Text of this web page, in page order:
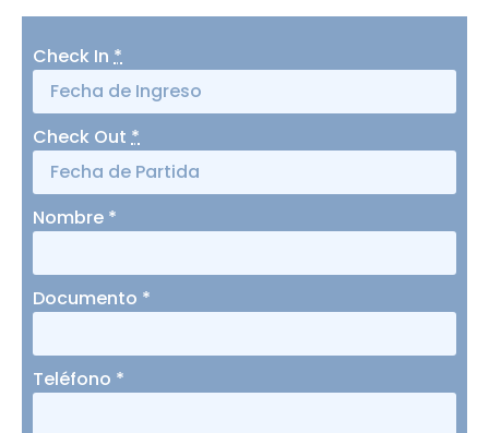
Check In *
Check Out *
Nombre *
Documento *
Teléfono *